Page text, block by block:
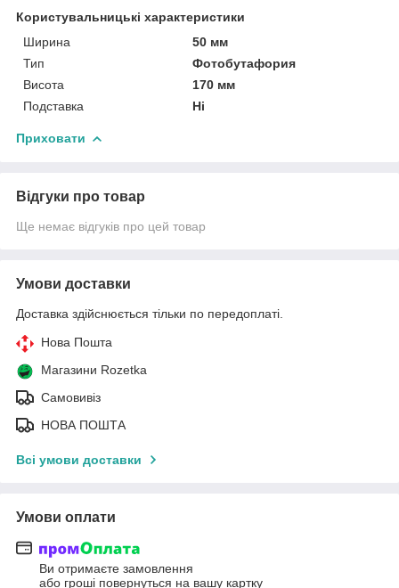
Користувальницькі характеристики
Ширина
50 мм
Тип
Фотобутафория
Висота
170 мм
Подставка
Ні
Приховати
Відгуки про товар
Ще немає відгуків про цей товар
Умови доставки
Доставка здійснюється тільки по передоплаті.
Нова Пошта
Магазини Rozetka
Самовивіз
НОВА ПОШТА
Всі умови доставки
Умови оплати
Ви отримаєте замовлення
або гроші повернуться на вашу картку